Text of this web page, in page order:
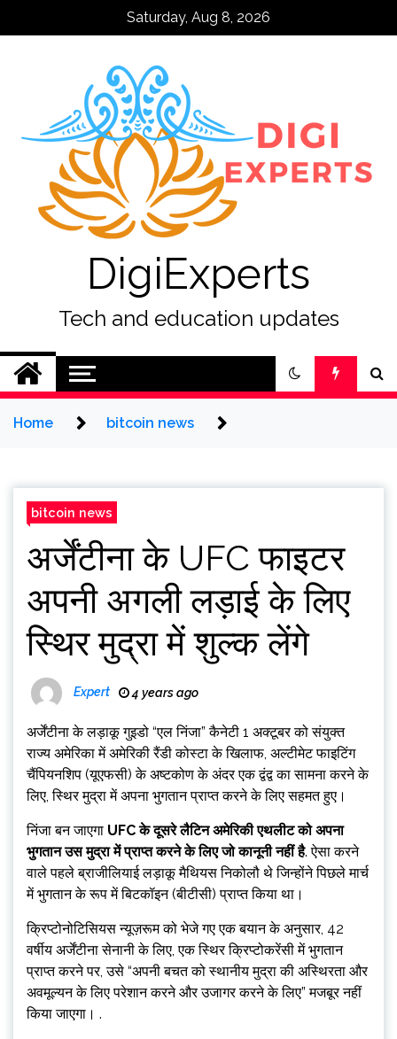
Saturday, Aug 8, 2026
DigiExperts
Tech and education updates
Home bitcoin news
bitcoin news
अर्जेंटीना के UFC फाइटर
अपनी अगली लड़ाई के लिए
स्थिर मुद्रा में शुल्क लेंगे
Expert 4 years ago
अर्जेंटीना के लड़ाकू गुइडो “एल निंजा” कैनेटी 1 अक्टूबर को संयुक्त
राज्य अमेरिका में अमेरिकी रैंडी कोस्टा के खिलाफ, अल्टीमेट फाइटिंग
चैंपियनशिप (यूएफसी) के अष्टकोण के अंदर एक द्वंद्व का सामना करने के
लिए, स्थिर मुद्रा में अपना भुगतान प्राप्त करने के लिए सहमत हुए।
निंजा बन जाएगा UFC के दूसरे लैटिन अमेरिकी एथलीट को अपना
भुगतान उस मुद्रा में प्राप्त करने के लिए जो कानूनी नहीं है. ऐसा करने
वाले पहले ब्राजीलियाई लड़ाकू मैथियस निकोलौ थे जिन्होंने पिछले मार्च
में भुगतान के रूप में बिटकॉइन (बीटीसी) प्राप्त किया था।
क्रिप्टोनोटिसियस न्यूज़रूम को भेजे गए एक बयान के अनुसार, 42
वर्षीय अर्जेंटीना सेनानी के लिए, एक स्थिर क्रिप्टोकरेंसी में भुगतान
प्राप्त करने पर, उसे “अपनी बचत को स्थानीय मुद्रा की अस्थिरता और
अवमूल्यन के लिए परेशान करने और उजागर करने के लिए” मजबूर नहीं
किया जाएगा। .